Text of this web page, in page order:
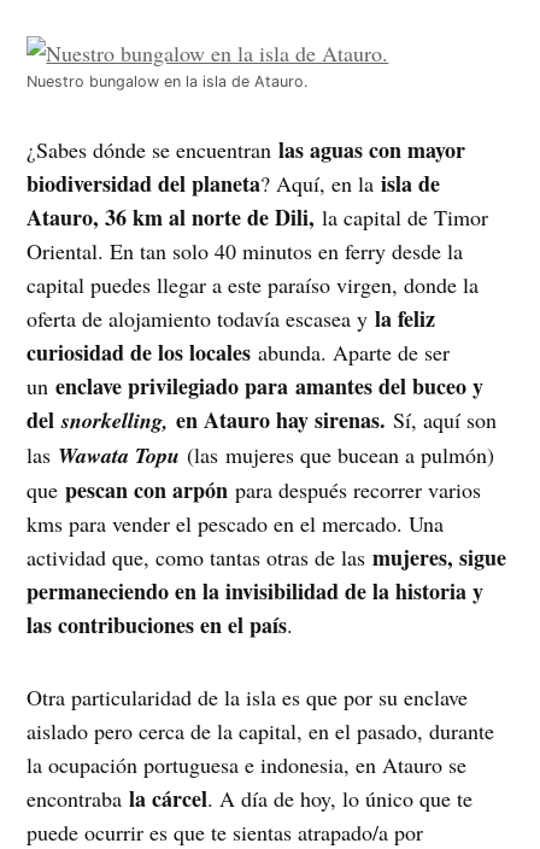
Nuestro bungalow en la isla de Atauro.
¿Sabes dónde se encuentranlas aguas con mayor
biodiversidad del planeta? Aquí, en laisla de
Atauro, 36 km al norte de Dili, la capital de Timor
Oriental. En tan solo 40 minutos en ferry desde la
capital puedes llegar a este paraíso virgen, donde la
oferta de alojamiento todavía escasea yla feliz
curiosidad de los locales abunda. Aparte de ser
unenclave privilegiado para amantes del buceo y
delsnorkelling, en Atauro hay sirenas.Sí, aquí son
las Wawata Topu (las mujeres que bucean a pulmón)
quepescan con arpón para después recorrer varios
kms para vender el pescado en el mercado. Una
actividad que, como tantas otras de las mujeres, sigue
permaneciendo en la invisibilidad de la historia y
las contribuciones en el país.
Otra particularidad de la isla es que por su enclave
aislado pero cerca de la capital, en el pasado, durante
la ocupación portuguesa e indonesia, en Atauro se
encontrabala cárcel. A día de hoy, lo único que te
puede ocurrir es que te sientas atrapado/a por